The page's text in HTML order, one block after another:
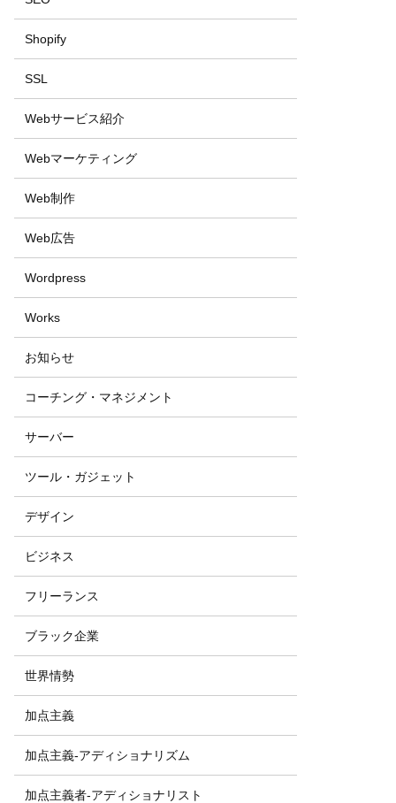
Shopify
SSL
Webサービス紹介
Webマーケティング
Web制作
Web広告
Wordpress
Works
お知らせ
コーチング・マネジメント
サーバー
ツール・ガジェット
デザイン
ビジネス
フリーランス
ブラック企業
世界情勢
加点主義
加点主義-アディショナリズム
加点主義者-アディショナリスト